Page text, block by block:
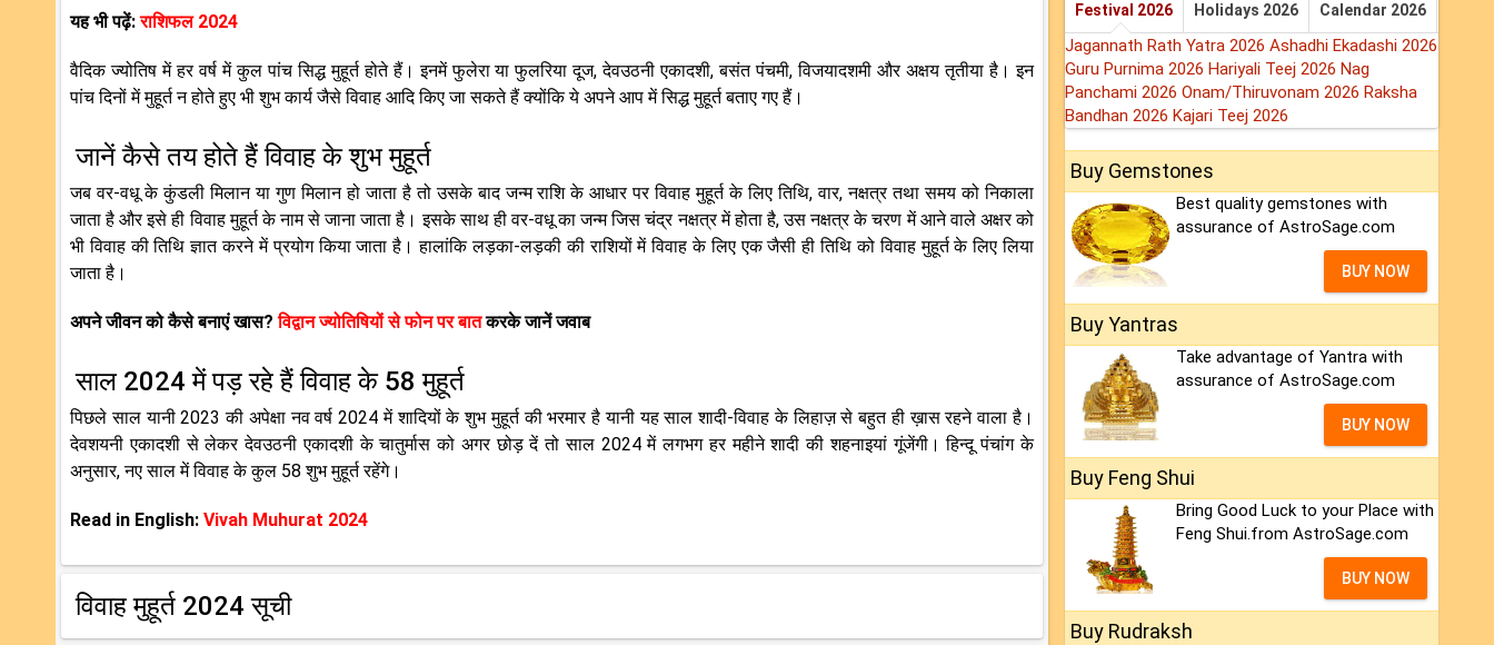
यह भी पढ़ें:राशिफल 2024
वैदिक ज्योतिष में हर वर्ष में कुल पांच सिद्ध मुहूर्त होते हैं। इनमें फुलेरा या फुलरिया दूज, देवउठनी एकादशी, बसंत पंचमी, विजयादशमी और अक्षय तृतीया है। इन
पांच दिनों में मुहूर्त न होते हुए भी शुभ कार्य जैसे विवाह आदि किए जा सकते हैं क्योंकि ये अपने आप में सिद्ध मुहूर्त बताए गए हैं।
जानें कैसे तय होते हैं विवाह के शुभ मुहूर्त
जब वर-वधू के कुंडली मिलान या गुण मिलान हो जाता है तो उसके बाद जन्म राशि के आधार पर विवाह मुहूर्त के लिए तिथि, वार, नक्षत्र तथा समय को निकाला
जाता है और इसे ही विवाह मुहूर्त के नाम से जाना जाता है। इसके साथ ही वर-वधू का जन्म जिस चंद्र नक्षत्र में होता है, उस नक्षत्र के चरण में आने वाले अक्षर को
भी विवाह की तिथि ज्ञात करने में प्रयोग किया जाता है। हालांकि लड़का-लड़की की राशियों में विवाह के लिए एक जैसी ही तिथि को विवाह मुहूर्त के लिए लिया
जाता है।
अपने जीवन को कैसे बनाएं खास? विद्वान ज्योतिषियों से फोन पर बातकरके जानें जवाब
साल 2024 में पड़ रहे हैं विवाह के 58 मुहूर्त
पिछले साल यानी 2023 की अपेक्षा नव वर्ष 2024 में शादियों के शुभ मुहूर्त की भरमार है यानी यह साल शादी-विवाह के लिहाज़ से बहुत ही ख़ास रहने वाला है।
देवशयनी एकादशी से लेकर देवउठनी एकादशी के चातुर्मास को अगर छोड़ दें तो साल 2024 में लगभग हर महीने शादी की शहनाइयां गूंजेंगी। हिन्दू पंचांग के
अनुसार, नए साल में विवाह के कुल 58 शुभ मुहूर्त रहेंगे।
Read in English: Vivah Muhurat 2024
विवाह मुहूर्त 2024 सूची
Festival 2026 Holidays 2026 Calendar 2026
Jagannath Rath Yatra 2026 Ashadhi Ekadashi 2026
Guru Purnima 2026 Hariyali Teej 2026 Nag
Panchami 2026 Onam/Thiruvonam 2026 Raksha
Bandhan 2026 Kajari Teej 2026
Buy Gemstones
Best quality gemstones with
assurance of AstroSage.com
BUY NOW
Buy Yantras
Take advantage of Yantra with
assurance of AstroSage.com
BUY NOW
Buy Feng Shui
Bring Good Luck to your Place with
Feng Shui.from AstroSage.com
BUY NOW
Buy Rudraksh